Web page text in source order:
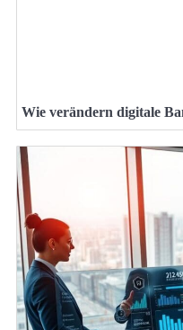
Wie verändern digitale